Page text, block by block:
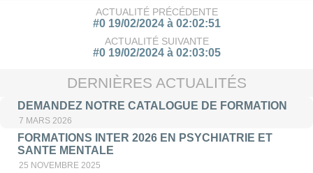
ACTUALITÉ PRÉCÉDENTE
#0 19/02/2024 à 02:02:51
ACTUALITÉ SUIVANTE
#0 19/02/2024 à 02:03:05
DERNIÈRES ACTUALITÉS
DEMANDEZ NOTRE CATALOGUE DE FORMATION
7 MARS 2026
FORMATIONS INTER 2026 EN PSYCHIATRIE ET
SANTE MENTALE
25 NOVEMBRE 2025